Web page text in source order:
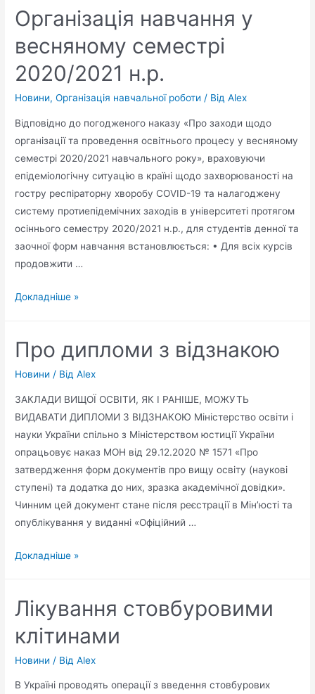
Організація навчання у
весняному семестрі
2020/2021 н.р.
Новини,Організація навчальної роботи / ВідAlex
Відповідно до погодженого наказу «Про заходи щодо
організації та проведення освітнього процесу у весняному
семестрі 2020/2021 навчального року», враховуючи
епідеміологічну ситуацію в країні щодо захворюваності на
гостру респіраторну хворобу COVID-19 та налагоджену
систему протиепідемічних заходів в університеті протягом
осіннього семестру 2020/2021 н.р., для студентів денної та
заочної форм навчання встановлюється: • Для всіх курсів
продовжити …
Докладніше »
Про дипломи з відзнакою
Новини / ВідAlex
ЗАКЛАДИ ВИЩОЇ ОСВІТИ, ЯК І РАНІШЕ, МОЖУТЬ
ВИДАВАТИ ДИПЛОМИ З ВІДЗНАКОЮ Міністерство освіти і
науки України спільно з Міністерством юстиції України
опрацьовує наказ МОН від 29.12.2020 № 1571 «Про
затвердження форм документів про вищу освіту (наукові
ступені) та додатка до них, зразка академічної довідки».
Чинним цей документ стане після реєстрації в Мін’юсті та
опублікування у виданні «Офіційний …
Докладніше »
Лікування стовбуровими
клітинами
Новини / ВідAlex
В Україні проводять операції з введення стовбурових